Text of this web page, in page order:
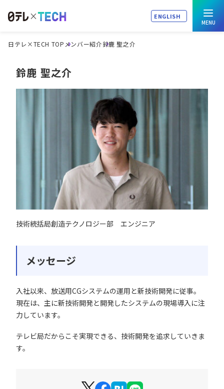
ENGLISH
日テレ×TECH TOP メンバー紹介鈴鹿 聖之介
鈴鹿 聖之介
技術統括局創造テクノロジー部 エンジニア
メッセージ
入社以来、放送用CGシステムの運用と新技術開発に従事。
現在は、主に新技術開発と開発したシステムの現場導入に注
力しています。
テレビ局だからこそ実現できる、技術開発を追求していきま
す。